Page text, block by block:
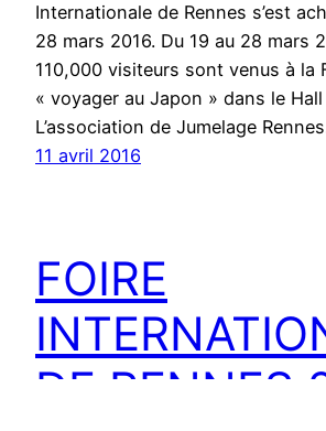
Internationale de Rennes s’est
28 mars 2016. Du 19 au 28 mars
110,000 visiteurs sont venus à la
« voyager au Japon » dans le Hall
L’association de Jumelage
11 avril 2016
FOIRE
DE RENNES